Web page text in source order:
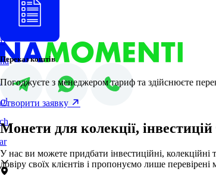
HU
Переказ коштів
Погоджуєте з менеджером тариф та здійснюєте
Створити заявку
Монети для колекції,
У нас ви можете придбати інвестиційні,
довіру своїх клієнтів і пропонуємо лише